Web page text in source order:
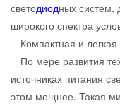
светодиодных систем,
широкого спектра
Компактная и легкая
По мере развития
источниках питания
этом мощнее. Такая